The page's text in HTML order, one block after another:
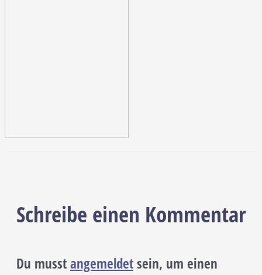
Schreibe einen Kommentar
Du musstangemeldetsein, um einen